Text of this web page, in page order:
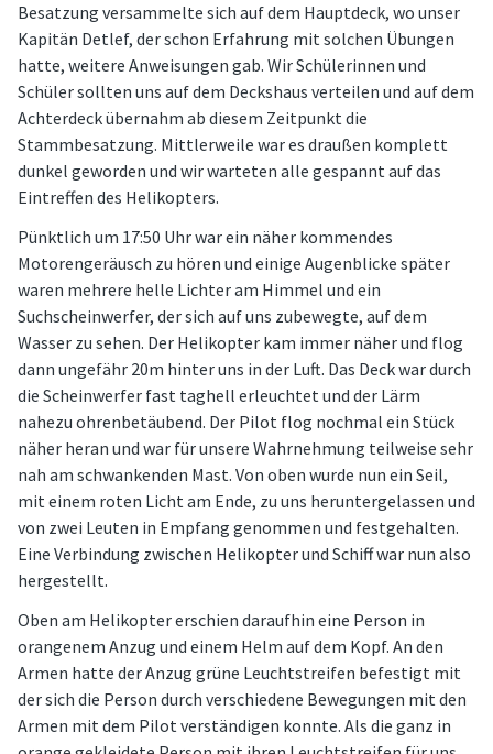
Besatzung versammelte sich auf dem Hauptdeck, wo unser
Kapitän Detlef, der schon Erfahrung mit solchen Übungen
hatte, weitere Anweisungen gab. Wir Schülerinnen und
Schüler sollten uns auf dem Deckshaus verteilen und auf dem
Achterdeck übernahm ab diesem Zeitpunkt die
Stammbesatzung. Mittlerweile war es draußen komplett
dunkel geworden und wir warteten alle gespannt auf das
Eintreffen des Helikopters.
Pünktlich um 17:50 Uhr war ein näher kommendes
Motorengeräusch zu hören und einige Augenblicke später
waren mehrere helle Lichter am Himmel und ein
Suchscheinwerfer, der sich auf uns zubewegte, auf dem
Wasser zu sehen. Der Helikopter kam immer näher und flog
dann ungefähr 20m hinter uns in der Luft. Das Deck war durch
die Scheinwerfer fast taghell erleuchtet und der Lärm
nahezu ohrenbetäubend. Der Pilot flog nochmal ein Stück
näher heran und war für unsere Wahrnehmung teilweise sehr
nah am schwankenden Mast. Von oben wurde nun ein Seil,
mit einem roten Licht am Ende, zu uns heruntergelassen und
von zwei Leuten in Empfang genommen und festgehalten.
Eine Verbindung zwischen Helikopter und Schiff war nun also
hergestellt.
Oben am Helikopter erschien daraufhin eine Person in
orangenem Anzug und einem Helm auf dem Kopf. An den
Armen hatte der Anzug grüne Leuchtstreifen befestigt mit
der sich die Person durch verschiedene Bewegungen mit den
Armen mit dem Pilot verständigen konnte. Als die ganz in